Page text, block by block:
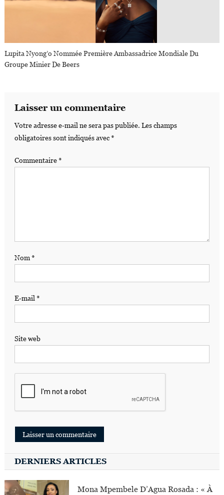
Lupita Nyong’o Nommée Première Ambassadrice Mondiale Du
Groupe Minier De Beers
Laisser un commentaire
Votre adresse e-mail ne sera pas publiée. Les champs
obligatoires sont indiqués avec*
Commentaire*
Nom*
E-mail*
Site web
DERNIERS ARTICLES
Mona Mpembele D’Agua Rosada : « À